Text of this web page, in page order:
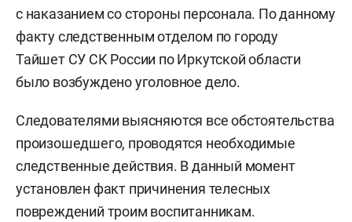
с наказанием со стороны персонала. По данному
факту следственным отделом по городу
Тайшет СУ СК России по Иркутской области
было возбуждено уголовное дело.
Следователями выясняются все обстоятельства
произошедшего, проводятся необходимые
следственные действия. В данный момент
установлен факт причинения телесных
повреждений троим воспитанникам.